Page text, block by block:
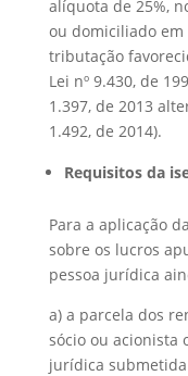
alíquota de 25%,
ou domiciliado
tributação
Lei nº 9.430, de
1.397, de 2013
1.492, de 2014).
Requisitos da
Para a aplicação
sobre os lucros
pessoa jurídica
a) a parcela dos
sócio ou acionista
jurídica